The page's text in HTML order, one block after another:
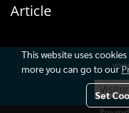
Article
This website uses
more you can go to our
Set